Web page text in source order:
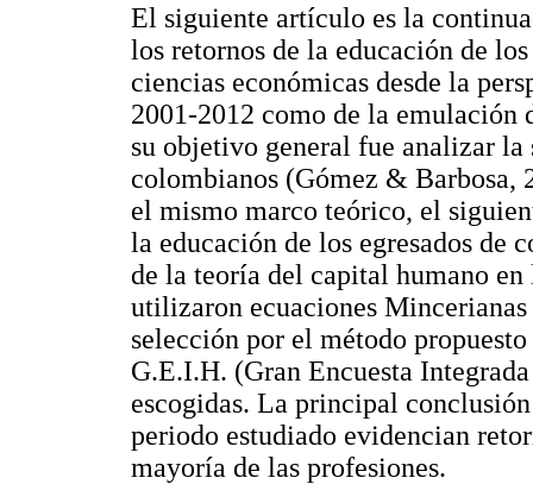
El siguiente artículo es la
los retornos de la educación de
ciencias económicas desde la
2001-2012 como de la emulación
su objetivo general fue analizar
colombianos (Gómez & Barbosa,
el mismo marco teórico, el
la educación de los egresados de
de la teoría del capital humano
utilizaron ecuaciones
selección por el método
G.E.I.H. (Gran Encuesta
escogidas. La principal
periodo estudiado evidencian
mayoría de las profesiones.